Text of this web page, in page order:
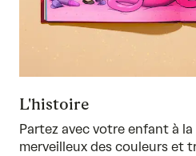
L'histoire
Partez avec votre enfant à
merveilleux des couleurs et